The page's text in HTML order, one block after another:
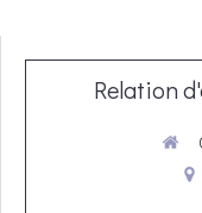
Relation